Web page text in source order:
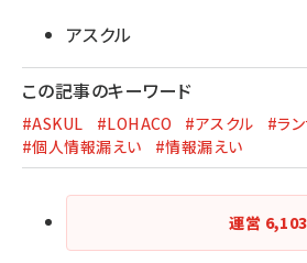
アスクル
この記事のキーワード
#ASKUL #LOHACO #アスクル
#ラ
#個人情報漏えい
#情報漏えい
運営 6,103